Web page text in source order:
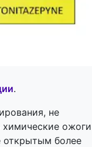
.
не
химические ожоги
открытым более